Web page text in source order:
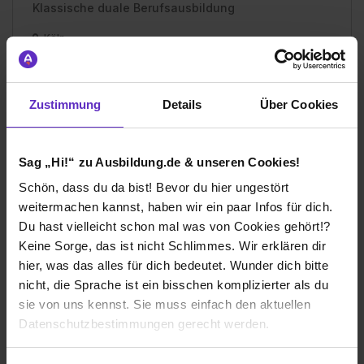
Zustimmung Details Über Cookies
Sag „Hi!“ zu Ausbildung.de & unseren Cookies!
Schön, dass du da bist! Bevor du hier ungestört
weitermachen kannst, haben wir ein paar Infos für dich.
Du hast vielleicht schon mal was von Cookies gehört!?
Keine Sorge, das ist nicht Schlimmes. Wir erklären dir
hier, was das alles für dich bedeutet. Wunder dich bitte
nicht, die Sprache ist ein bisschen komplizierter als du
sie von uns kennst. Sie muss einfach den aktuellen
Datenschutzbestimmungen gerecht werden.
Klassische duale Berufsausbildung
Köln
Übernommen
1. Ausbildungsjahr:
1300€
2. Ausbildungsjahr:
1400€
Ich würde diese Firma
weiterempfehlen!